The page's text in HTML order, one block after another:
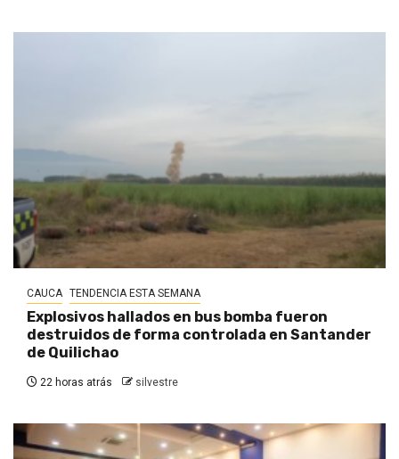
CAUCA TENDENCIA ESTA SEMANA
Explosivos hallados en bus bomba fueron
destruidos de forma controlada en Santander
de Quilichao
22 horas atrás silvestre